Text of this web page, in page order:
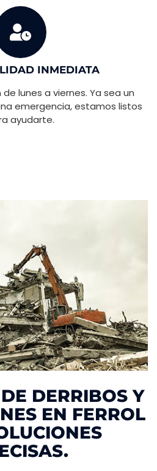
INMEDIATA
lunes a viernes. Ya sea un
emergencia, estamos listos
ayudarte.
DERRIBOS Y
EN FERROL